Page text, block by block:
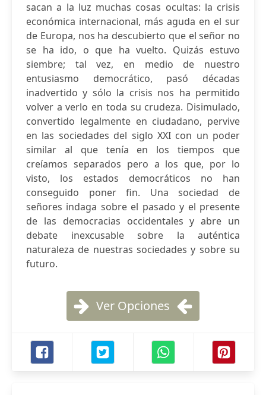
sacan a la luz muchas cosas ocultas: la crisis
económica internacional, más aguda en el sur
de Europa, nos ha descubierto que el señor no
se ha ido, o que ha vuelto. Quizás estuvo
siembre; tal vez, en medio de nuestro
entusiasmo democrático, pasó décadas
inadvertido y sólo la crisis nos ha permitido
volver a verlo en toda su crudeza. Disimulado,
convertido legalmente en ciudadano, pervive
en las sociedades del siglo XXI con un poder
similar al que tenía en los tiempos que
creíamos separados pero a los que, por lo
visto, los estados democráticos no han
conseguido poner fin. Una sociedad de
señores indaga sobre el pasado y el presente
de las democracias occidentales y abre un
debate inexcusable sobre la auténtica
naturaleza de nuestras sociedades y sobre su
futuro.
Ver Opciones